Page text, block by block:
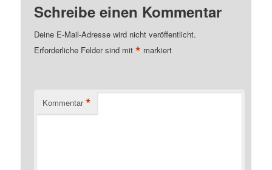
Schreibe einen Kommentar
Deine E-Mail-Adresse wird nicht veröffentlicht.
Erforderliche Felder sind mit* markiert
Kommentar *